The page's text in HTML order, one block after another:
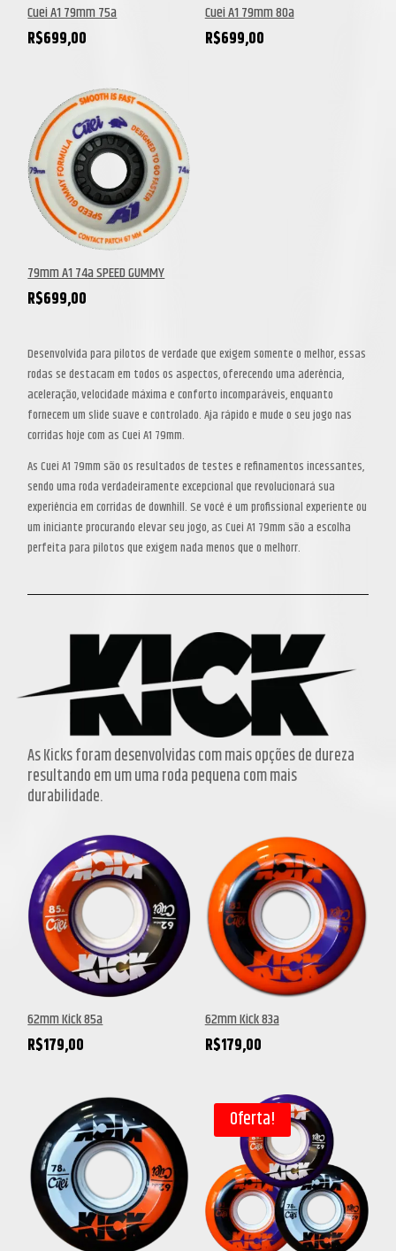
Cuei A1 79mm 75a
R$699,00
Cuei A1 79mm 80a
R$699,00
79mm A1 74a SPEED GUMMY
R$699,00
Desenvolvida para pilotos de verdade que exigem somente o melhor, essas
rodas se destacam em todos os aspectos, oferecendo uma aderência,
aceleração, velocidade máxima e conforto incomparáveis, enquanto
fornecem um slide suave e controlado. Aja rápido e mude o seu jogo nas
corridas hoje com as Cuei A1 79mm.
As Cuei A1 79mm são os resultados de testes e refinamentos incessantes,
sendo uma roda verdadeiramente excepcional que revolucionará sua
experiência em corridas de downhill. Se você é um profissional experiente ou
um iniciante procurando elevar seu jogo, as Cuei A1 79mm são a escolha
perfeita para pilotos que exigem nada menos que o melhorr.
As Kicks foram desenvolvidas com mais opções de dureza
resultando em um uma roda pequena com mais
durabilidade.
62mm Kick 85a
R$179,00
62mm Kick 83a
R$179,00
Oferta!